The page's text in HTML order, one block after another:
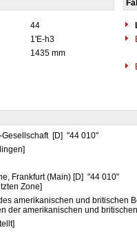
44
1'E-h3
1435 mm
Gesellschaft [D] "44 010"
Frankfurt (Main) [D] "44 010"
Zone]
amerikanischen und britischen
der amerikanischen und